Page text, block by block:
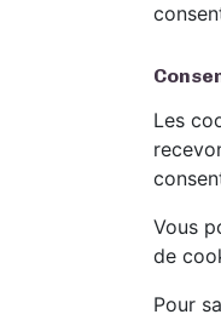
Les
Vous
de
Pour